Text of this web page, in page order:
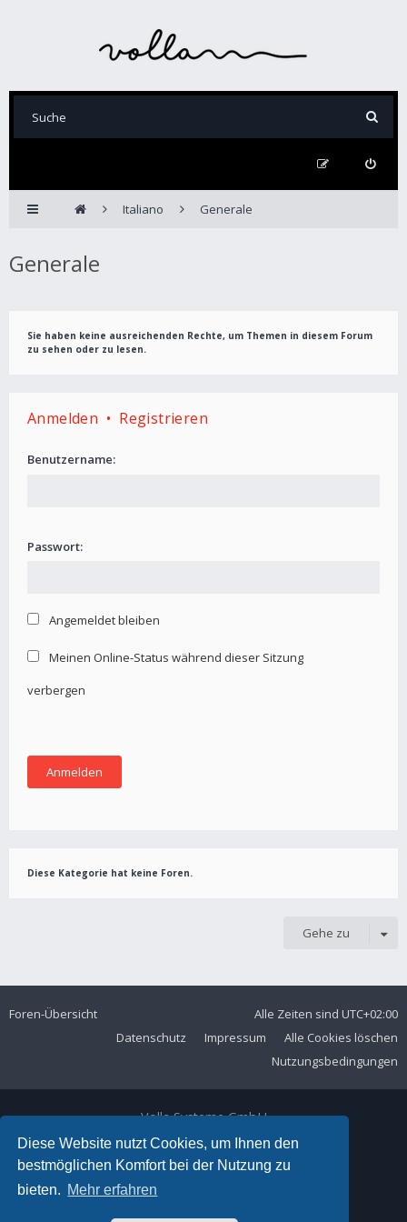
Diese Website nutzt Cookies, um Ihnen den
bestmöglichen Komfort bei der Nutzung zu
bieten. Mehr erfahren
Italiano Generale
Generale
Sie haben keine ausreichenden Rechte, um Themen in diesem Forum
zu sehen oder zu lesen.
Anmelden • Registrieren
Benutzername:
Passwort:
Angemeldet bleiben
Meinen Online-Status während dieser Sitzung
verbergen
Diese Kategorie hat keine Foren.
Gehe zu
Foren-Übersicht Alle Zeiten sind UTC+02:00
Alle Cookies löschen
Impressum
Datenschutz
Nutzungsbedingungen
Volla Systeme GmbH
Kölner Straße 102
42897 Remscheid
Telefon:+49 2191 59897 61
E-Mail: